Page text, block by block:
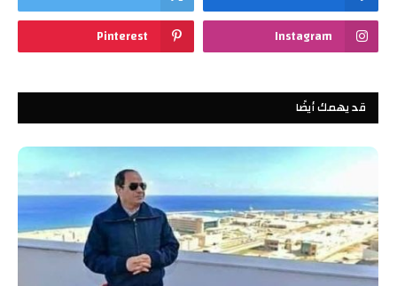
Instagram
Pinterest
قد يهمك أيضًا